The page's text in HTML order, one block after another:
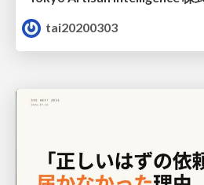
tai20200303